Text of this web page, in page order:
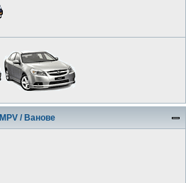
MPV / Ванове